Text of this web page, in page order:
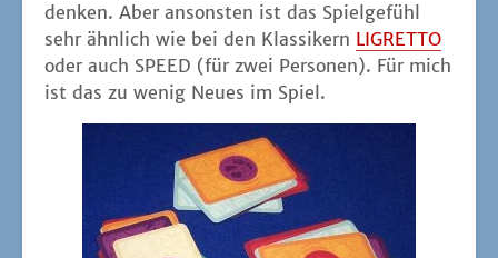
den­ken. Aber ansons­ten ist das Spiel­ge­fühl
sehr ähn­lich wie bei den Klas­si­kern LIGRETTO
oder auch SPEED (für zwei Per­so­nen). Für mich
ist das zu wenig Neu­es im Spiel.